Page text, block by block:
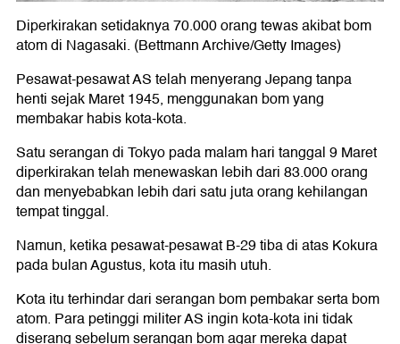
Diperkirakan setidaknya 70.000 orang tewas akibat bom
atom di Nagasaki. (Bettmann Archive/Getty Images)
Pesawat-pesawat AS telah menyerang Jepang tanpa
henti sejak Maret 1945, menggunakan bom yang
membakar habis kota-kota.
Satu serangan di Tokyo pada malam hari tanggal 9 Maret
diperkirakan telah menewaskan lebih dari 83.000 orang
dan menyebabkan lebih dari satu juta orang kehilangan
tempat tinggal.
Namun, ketika pesawat-pesawat B-29 tiba di atas Kokura
pada bulan Agustus, kota itu masih utuh.
Kota itu terhindar dari serangan bom pembakar serta bom
atom. Para petinggi militer AS ingin kota-kota ini tidak
diserang sebelum serangan bom agar mereka dapat